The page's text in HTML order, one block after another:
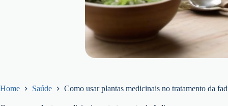
Home Saúde Como usar plantas medicinais no tratamento da